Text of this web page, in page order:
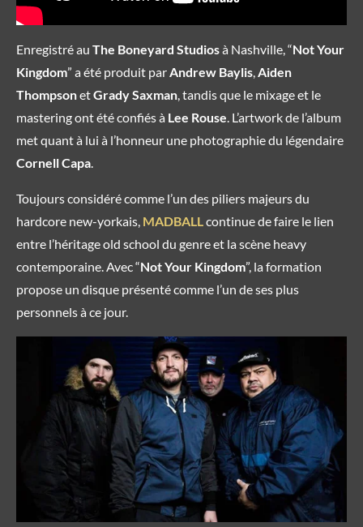
Enregistré au The Boneyard Studiosà Nashville, “Not Your
Kingdom” a été produit par Andrew Baylis Aiden
ThompsonetGrady Saxman , tandis que le mixage et le
mastering ont été confiés à Lee Rouse . L’artwork de l’album
met quant à lui à l’honneur une photographie du légendaire
Cornell Capa
Toujours considéré comme l’un des piliers majeurs du
hardcore new-yorkais, MADBALL continue de faire le lien
entre l’héritage old school du genre et la scène heavy
contemporaine. Avec “Not Your Kingdom”, la formation
propose un disque présenté comme l’un de ses plus
personnels à ce jour.